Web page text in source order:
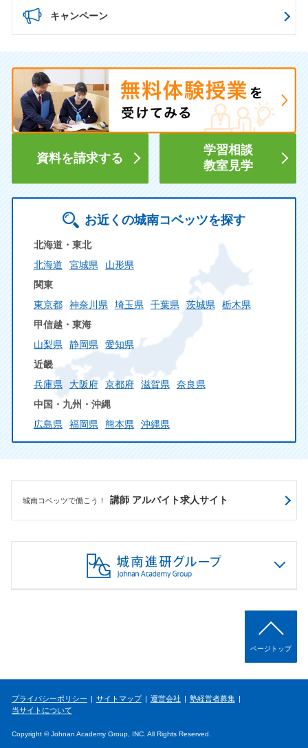
キャンペーン
資料を請求する
学習相談
教室見学
お近くの城南コベッツを探す
北海道・東北
北海道
宮城県
山形県
関東
東京都
神奈川県 埼玉県 千葉県 茨城県
栃木県
甲信越・東海
山梨県
静岡県
愛知県
近畿
兵庫県
大阪府 京都府 滋賀県
奈良県
中国・九州・沖縄
広島県
福岡県 熊本県 沖縄県
城南コベッツで働こう！ 講師 アルバイト求人サイト
ページトップ
プライバシーポリシー サイトマップ 運営会社
塾経営者募集
当サイトについて
Copyright © Johnan Academy Group, INC. All Rights Reserved.